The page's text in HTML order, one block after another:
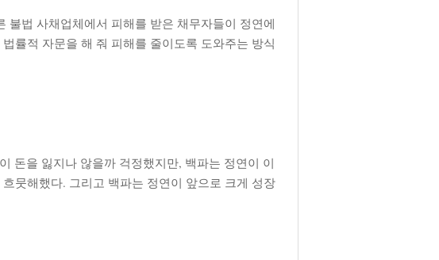
불법 사채업체에서 피해를 받은 채무자들이 정연에
률적 자문을 해 줘 피해를 줄이도록 도와주는 방식
돈을 잃지나 않을까 걱정했지만, 백파는 정연이 이
뭇해했다. 그리고 백파는 정연이 앞으로 크게 성장